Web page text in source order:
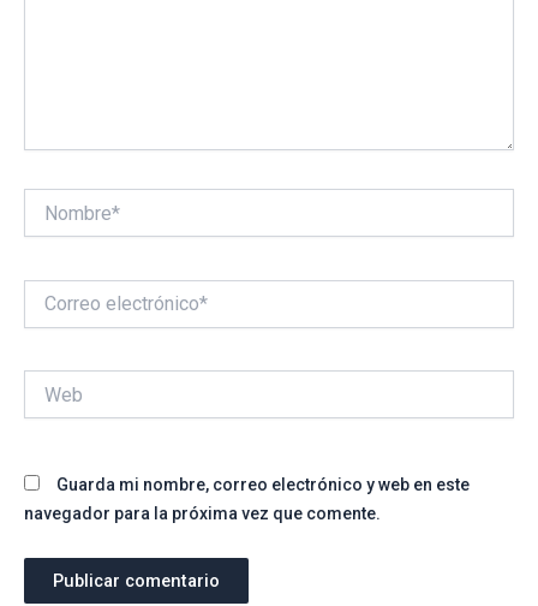
electrónico*
Guarda mi nombre, correo electrónico y web en este
navegador para la próxima vez que comente.